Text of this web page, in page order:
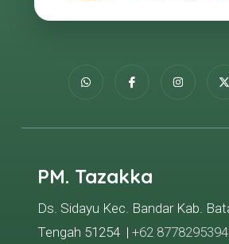
PM. Tazakka
Ds. Sidayu Kec. Bandar Kab.
Tengah 51254 | +62